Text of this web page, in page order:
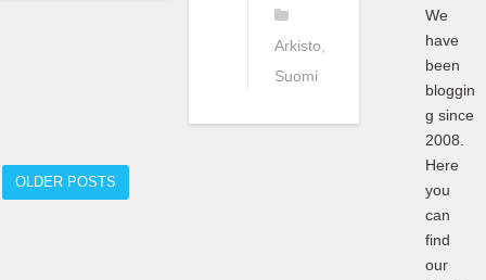
Arkisto,
Suomi
OLDER POSTS
We
have
been
bloggin
g since
2008.
Here
you
can
find
our